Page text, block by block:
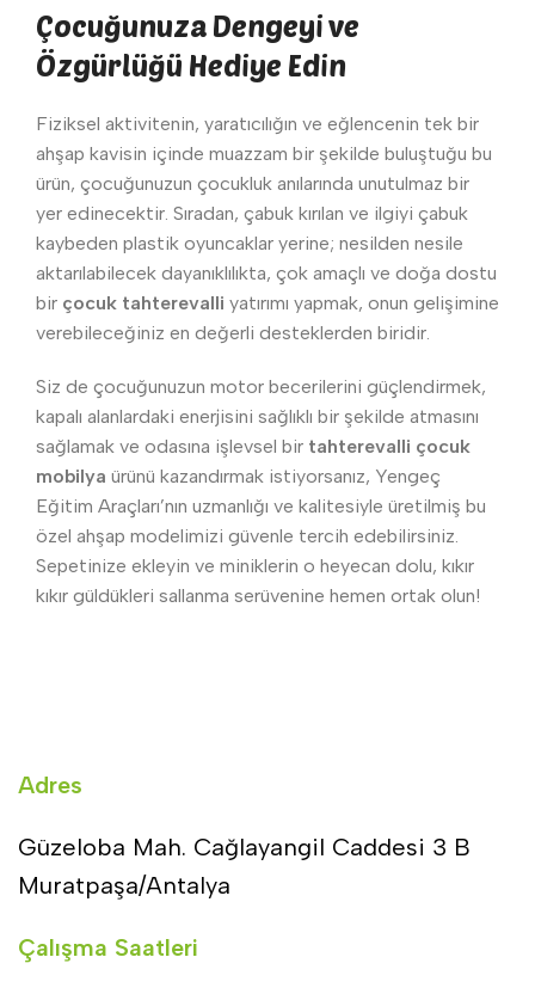
Çocuğunuza Dengeyi ve
Özgürlüğü Hediye Edin
Fiziksel aktivitenin, yaratıcılığın ve eğlencenin tek bir
ahşap kavisin içinde muazzam bir şekilde buluştuğu bu
ürün, çocuğunuzun çocukluk anılarında unutulmaz bir
yer edinecektir. Sıradan, çabuk kırılan ve ilgiyi çabuk
kaybeden plastik oyuncaklar yerine; nesilden nesile
aktarılabilecek dayanıklılıkta, çok amaçlı ve doğa dostu
bir çocuk tahterevalli yatırımı yapmak, onun gelişimine
verebileceğiniz en değerli desteklerden biridir.
Siz de çocuğunuzun motor becerilerini güçlendirmek,
kapalı alanlardaki enerjisini sağlıklı bir şekilde atmasını
sağlamak ve odasına işlevsel bir tahterevalli çocuk
mobilya ürünü kazandırmak istiyorsanız, Yengeç
Eğitim Araçları’nın uzmanlığı ve kalitesiyle üretilmiş bu
özel ahşap modelimizi güvenle tercih edebilirsiniz.
Sepetinize ekleyin ve miniklerin o heyecan dolu, kıkır
kıkır güldükleri sallanma serüvenine hemen ortak olun!
Adres
Güzeloba Mah. Cağlayangil Caddesi 3 B
Muratpaşa/Antalya
Çalışma Saatleri